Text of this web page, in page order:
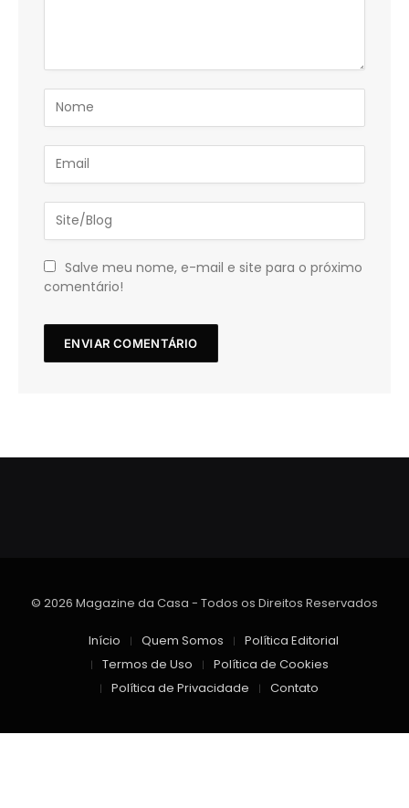
Salve meu nome, e-mail e site para o próximo
comentário!
© 2026 Magazine da Casa - Todos os Direitos Reservados
Início Quem Somos
Política Editorial
Termos de Uso
Política de Cookies
Política de Privacidade
Contato